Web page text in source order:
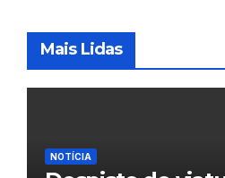
Mais Lidas
NOTÍCIA